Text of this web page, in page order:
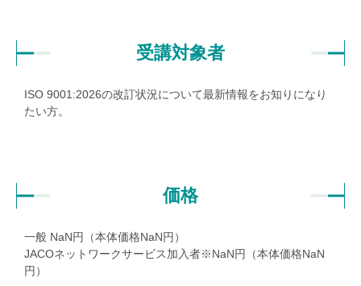
受講対象者
ISO 9001:2026の改訂状況について最新情報をお知りになり
たい方。
価格
一般 NaN円（本体価格NaN円）
JACOネットワークサービス加入者※NaN円（本体価格NaN
円）
ご意見、苦情及び異議申立てフォーム